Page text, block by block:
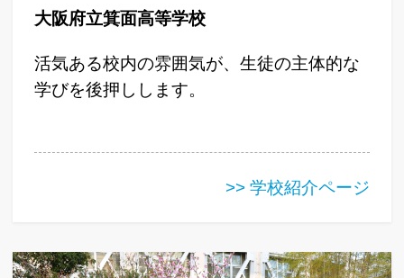
大阪府立箕面高等学校
活気ある校内の雰囲気が、生徒の主体的な
学びを後押しします。
>> 学校紹介ページ